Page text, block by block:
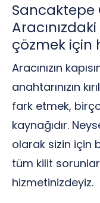
Sancaktepe
çözmek için
Aracınızın
anahtarınızın
fark etmek,
kaynağıdır.
olarak sizin için
tüm kilit
hizmetinizdeyiz.